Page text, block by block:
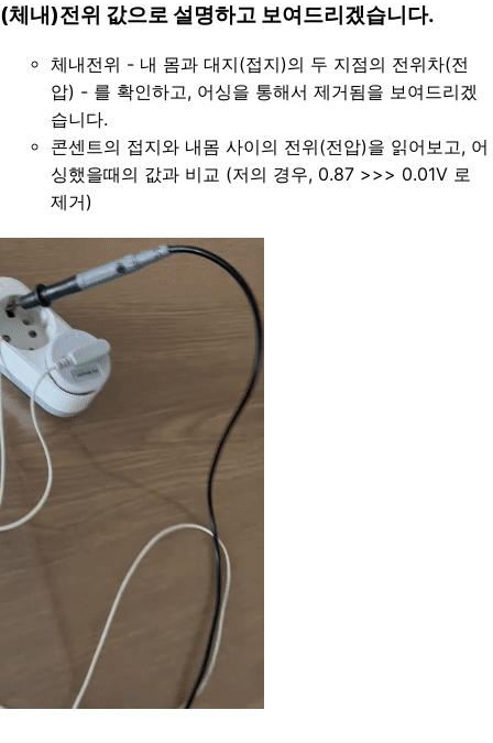
(체내)전위 값으로 설명하고 보여드리겠습니다.
체내전위 - 내 몸과 대지(접지)의 두 지점의 전위차(전
압) - 를 확인하고, 어싱을 통해서 제거됨을 보여드리겠
습니다.
콘센트의 접지와 내몸 사이의 전위(전압)을 읽어보고, 어
싱했을때의 값과 비교 (저의 경우, 0.87 >>> 0.01V 로
제거)